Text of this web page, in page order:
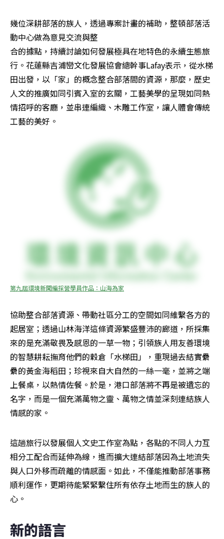
幾位深耕部落的族人，透過專案計畫的補助，整頓部落活
動中心做為意見交流與整
合的據點，持續討論如何發展極具在地特色的永續生態旅
行。花蓮縣吉浦巒文化發展協會總幹事Lafay表示，從水梯
田出發，以「家」的概念整合部落間的資源，那麼，歷史
人文的推廣如同引賓入室的玄關，工藝美學的呈現如同熱
情招呼的客廳，並串連編織、木雕工作室，讓人體會傳統
工藝的美好。
第九屆環境新聞編採營學員作品：山海為家
協助整合部落資源、帶動社區分工的空間如同維繫各方的
起居室；透過山林海洋這條資源繁盛豐沛的廊道，所採集
來的是充滿敬畏及感恩的一草一物；引領族人用友善環境
的智慧耕耘撫育他們的穀倉「水梯田」，重現過去結實纍
纍的黃金海稻田；珍視來自大自然的一絲一毫，並將之端
上餐桌，以熱情佐餐。於是，港口部落將不再是被遺忘的
名字，而是一個充滿萬物之靈、萬物之情並深刻連結族人
情感的家。
這趟旅行以發展個人文史工作室為點，各點的不同人力互
相分工配合而延伸為線，進而擴大連結部落因為土地流失
與人口外移而疏離的情感面。如此，不僅能推動部落事務
順利運作，更期待能緊緊繫住所有依存土地而生的族人的
心。
新的語言